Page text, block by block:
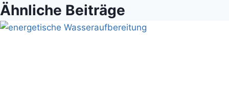
Ähnliche Beiträge